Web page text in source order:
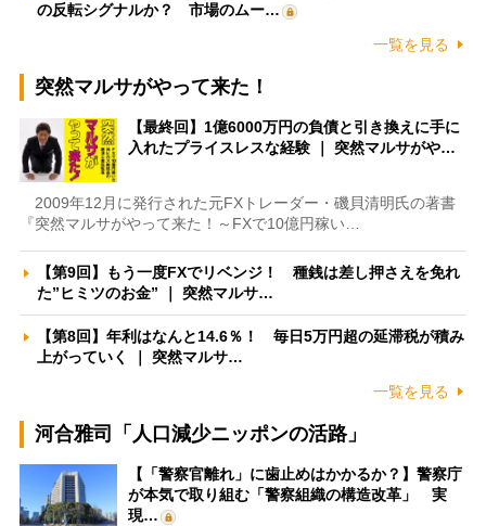
の反転シグナルか？ 市場のムー…
一覧を見る
突然マルサがやって来た！
【最終回】1億6000万円の負債と引き換えに手に
入れたプライスレスな経験 ｜ 突然マルサがや…
2009年12月に発行された元FXトレーダー・磯貝清明氏の著書
『突然マルサがやって来た！～FXで10億円稼い…
【第9回】もう一度FXでリベンジ！ 種銭は差し押さえを免れ
た”ヒミツのお金” ｜ 突然マルサ…
【第8回】年利はなんと14.6％！ 毎日5万円超の延滞税が積み
上がっていく ｜ 突然マルサ…
一覧を見る
河合雅司「人口減少ニッポンの活路」
【「警察官離れ」に歯止めはかかるか？】警察庁
が本気で取り組む「警察組織の構造改革」 実
現…